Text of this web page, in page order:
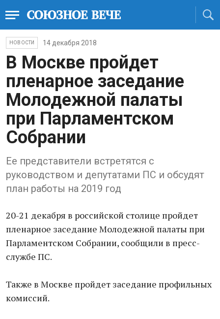
НОВОСТИ 14 декабря 2018
В Москве пройдет
пленарное заседание
Молодежной палаты
при Парламентском
Собрании
Ее представители встретятся с
руководством и депутатами ПС и обсудят
план работы на 2019 год
20-21 декабря в российской столице пройдет
пленарное заседание Молодежной палаты при
Парламентском Собрании, сообщили в пресс-
службе ПС.
Также в Москве пройдет заседание профильных
комиссий.